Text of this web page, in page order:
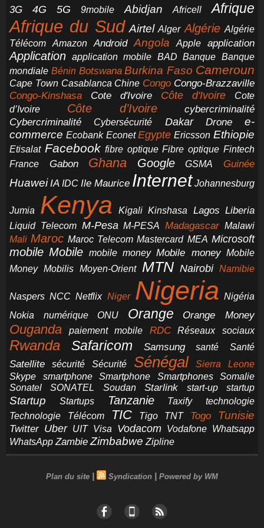
3G 4G 5G 9mobile Abidjan Africell Afrique
Afrique du Sud Airtel Alger Algérie Algérie
Télécom
Amazon Android Angola Apple application
Application application mobile BAD Banque Banque
mondiale Bénin Botswana Burkina Faso Cameroun
Cape Town Casablanca Chine Congo Congo-Brazzaville
Congo-Kinshasa Cote d'Ivoire Côte d'Ivoire
Cote
d’Ivoire
Côte d’Ivoire
cybercriminalité
Cybercriminalité
Cybersécurité Dakar Drone
e-
commerce Ecobank Econet Egypte Ericsson Ethiopie
Etisalat Facebook fibre optique Fibre optique Fintech
France
Gabon Ghana Google GSMA Guinée
Huawei IA IDC Ile Maurice Internet Johannesburg
Jumia Kenya Kigali Kinshasa Lagos Liberia
Liquid Telecom M-Pesa M-PESA Madagascar Malawi
Mali Maroc Maroc Telecom Mastercard MEA Microsoft
mobile Mobile mobile money Mobile money Mobile
Money Mobilis Moyen-Orient MTN Nairobi Namibie
Naspers NCC Netflix Niger Nigeria Nigéria
Nokia
numérique ONU Orange Orange Money
Ouganda paiement mobile RDC Réseaux sociaux
Rwanda Safaricom Samsung santé Santé
Satellite sécurité Sécurité Sénégal
Sierra Leone
Skype
smartphone Smartphone Smartphones
Somalie
Sonatel
SONATEL Soudan Starlink start-up startup
Startup Startups Tanzanie Taxify
technologie
Technologie
Télécom TIC Tigo TNT Togo Tunisie
Twitter Uber UIT Visa Vodacom Vodafone Whatsapp
WhatsApp Zambie Zimbabwe Zipline
Plan du site | Syndication | Powered by WM